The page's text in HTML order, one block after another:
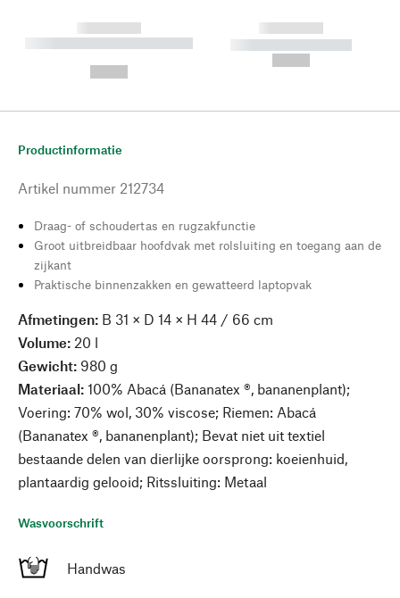
------------
----------- ----------- --------
------------
----------- -----------
Productinformatie
Artikel nummer 212734
Draag- of schoudertas en rugzakfunctie
Groot uitbreidbaar hoofdvak met rolsluiting en toegang aan de
zijkant
Praktische binnenzakken en gewatteerd laptopvak
Afmetingen: B 31 × D 14 × H 44 / 66 cm
Volume: 20 l
Gewicht: 980 g
Materiaal: 100% Abacá (Bananatex ®, bananenplant);
Voering: 70% wol, 30% viscose; Riemen: Abacá
(Bananatex ®, bananenplant); Bevat niet uit textiel
bestaande delen van dierlijke oorsprong: koeienhuid,
plantaardig gelooid; Ritssluiting: Metaal
Wasvoorschrift
Handwas